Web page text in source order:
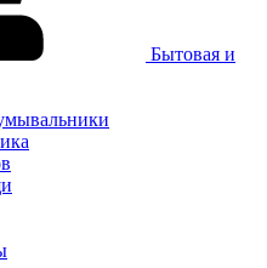
Бытовая и